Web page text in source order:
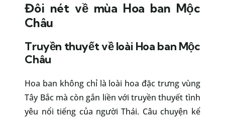
Đôi nét về mùa Hoa ban Mộc
Châu
Truyền thuyết về loài Hoa ban Mộc
Châu
Hoa ban không chỉ là loài hoa đặc trưng vùng
Tây Bắc mà còn gắn liền với truyền thuyết tình
yêu nổi tiếng của người Thái. Câu chuyện kể